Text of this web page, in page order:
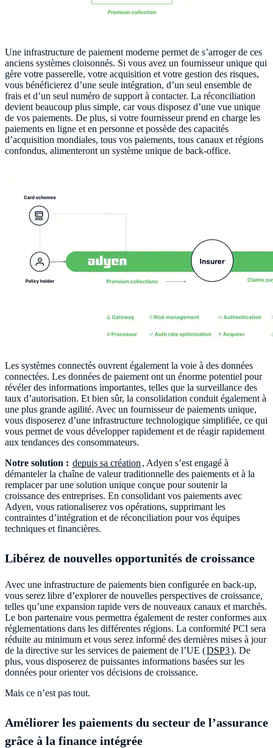
Une infrastructure de paiement moderne permet de s’arroger de ces
anciens systèmes cloisonnés. Si vous avez un fournisseur unique qui
gère votre passerelle, votre acquisition et votre gestion des risques,
vous bénéficierez d’une seule intégration, d’un seul ensemble de
frais et d’un seul numéro de support à contacter. La réconciliation
devient beaucoup plus simple, car vous disposez d’une vue unique
de vos paiements. De plus, si votre fournisseur prend en charge les
paiements en ligne et en personne et possède des capacités
d’acquisition mondiales, tous vos paiements, tous canaux et régions
confondus, alimenteront un système unique de back-office.
Les systèmes connectés ouvrent également la voie à des données
connectées. Les données de paiement ont un énorme potentiel pour
révéler des informations importantes, telles que la surveillance des
taux d’autorisation. Et bien sûr, la consolidation conduit également à
une plus grande agilité. Avec un fournisseur de paiements unique,
vous disposerez d’une infrastructure technologique simplifiée, ce qui
vous permet de vous développer rapidement et de réagir rapidement
aux tendances des consommateurs.
Notre solution : depuis sa création , Adyen s’est engagé à
démanteler la chaîne de valeur traditionnelle des paiements et à la
remplacer par une solution unique conçue pour soutenir la
croissance des entreprises. En consolidant vos paiements avec
Adyen, vous rationaliserez vos opérations, supprimant les
contraintes d’intégration et de réconciliation pour vos équipes
techniques et financières.
Libérez de nouvelles opportunités de croissance
Avec une infrastructure de paiements bien configurée en back-up,
vous serez libre d’explorer de nouvelles perspectives de croissance,
telles qu’une expansion rapide vers de nouveaux canaux et marchés.
Le bon partenaire vous permettra également de rester conformes aux
réglementations dans les différentes régions. La conformité PCI sera
réduite au minimum et vous serez informé des dernières mises à jour
de la directive sur les services de paiement de l’UE (DSP3). De
plus, vous disposerez de puissantes informations basées sur les
données pour orienter vos décisions de croissance.
Mais ce n’est pas tout.
Améliorer les paiements du secteur de l’assurance
grâce à la finance intégrée